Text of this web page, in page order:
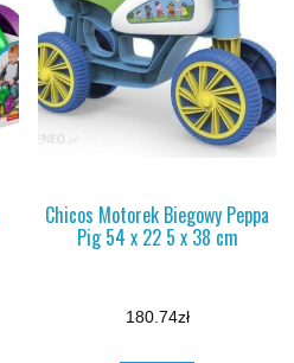
Chicos Motorek Biegowy Peppa
Pig 54 x 22 5 x 38 cm
180.74zł